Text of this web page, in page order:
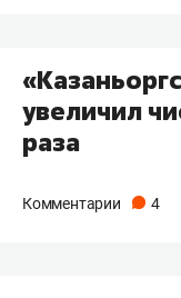
увеличил
раза
Комментарии 4